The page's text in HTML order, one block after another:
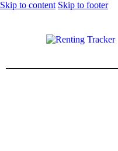
Skip to content Skip to footer